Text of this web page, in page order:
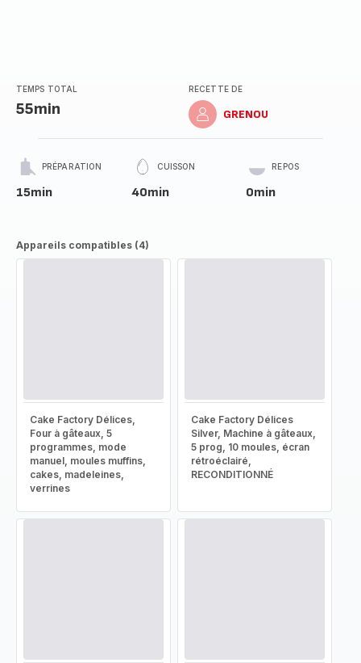
TEMPS TOTAL
55min
RECETTE DE
GRENOU
PRÉPARATION
15min
CUISSON
40min
REPOS
0min
Appareils compatibles (4)
Cake Factory Délices,
Four à gâteaux, 5
programmes, mode
manuel, moules muffins,
cakes, madeleines,
verrines
Cake Factory Délices
Silver, Machine à gâteaux,
5 prog, 10 moules, écran
rétroéclairé,
RECONDITIONNÉ